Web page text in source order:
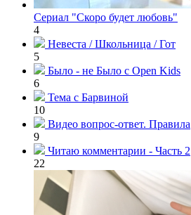
Сериал "Скоро будет любовь"
4
Невеста / Школьница / Гот
5
Было - не Было с Open Kids
6
Тема с Барвиной
10
Видео вопрос-ответ. Правила
9
Читаю комментарии - Часть 2
22